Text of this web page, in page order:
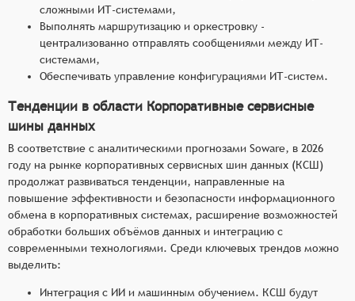
сложными ИТ-системами,
Выполнять маршрутизацию и оркестровку -
централизованно отправлять сообщениями между ИТ-
системами,
Обеспечивать управление конфигурациями ИТ-систем.
Тенденции в области Корпоративные сервисные
шины данных
В соответствие с аналитическими прогнозами Soware, в 2026
году на рынке корпоративных сервисных шин данных (КСШ)
продолжат развиваться тенденции, направленные на
повышение эффективности и безопасности информационного
обмена в корпоративных системах, расширение возможностей
обработки больших объёмов данных и интеграцию с
современными технологиями. Среди ключевых трендов можно
выделить:
Интеграция с ИИ и машинным обучением. КСШ будут